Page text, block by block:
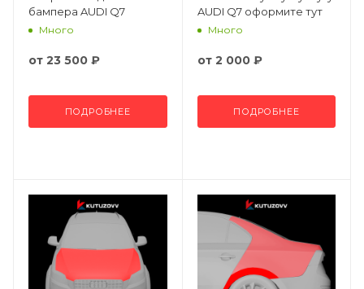
бампера AUDI Q7
Много
от 23 500 ₽
ПОДРОБНЕЕ
AUDI Q7 оформите тут
Много
от 2 000 ₽
ПОДРОБНЕЕ